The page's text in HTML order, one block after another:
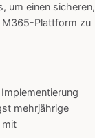
um einen sicheren,
M365-Plattform zu
mehrjährige
mit